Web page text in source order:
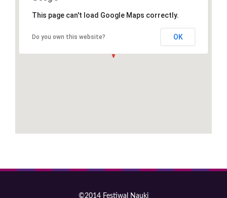
This page can't load Google Maps correctly.
Do you own this website? OK
©2014 Festiwal Nauki